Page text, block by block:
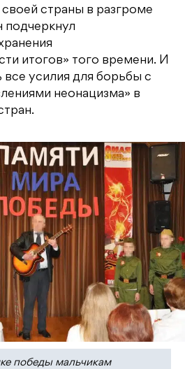
страны в разгроме
подчеркнул
итогов» того времени. И
все усилия для борьбы с
неонацизма» в
победы мальчикам